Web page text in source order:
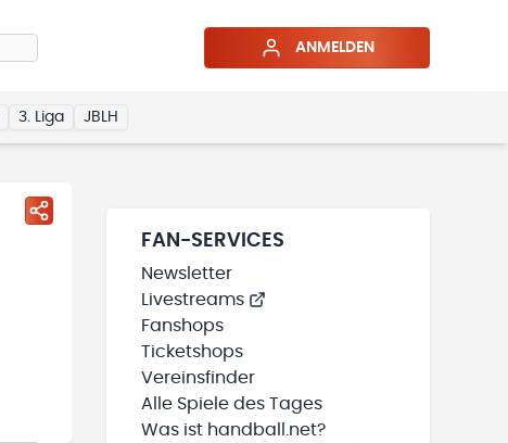
ANMELDEN
3. Liga JBLH
FAN-SERVICES
Newsletter
Livestreams
Fanshops
Ticketshops
Vereinsfinder
Alle Spiele des Tages
Was ist handball.net?